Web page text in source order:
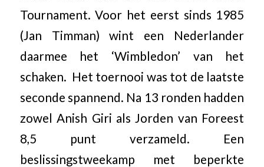
Tournament. Voor het eerst sinds 1985
(Jan Timman) wint een Nederlander
daarmee het ‘Wimbledon’ van het
schaken. Het toernooi was tot de laatste
seconde spannend. Na 13 ronden hadden
zowel Anish Giri als Jorden van Foreest
8,5 punt verzameld. Een
beslissingstweekamp met beperkte